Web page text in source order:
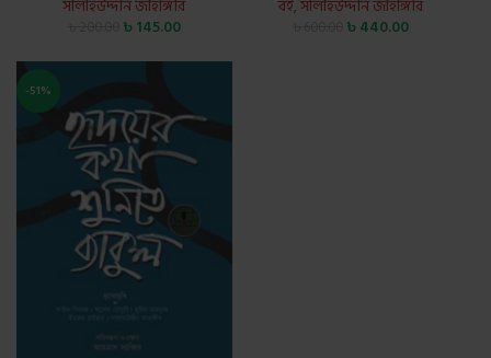
সালাহউদ্দীন জাহাঙ্গীর
৳145.00
বই,সালাহউদ্দীন জাহাঙ্গীর
৳440.00
-51%